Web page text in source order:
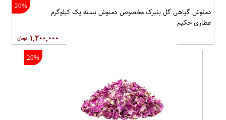
20%
دمنوش گیاهی گل پنیرک مخصوص دمنوش بسته یک کیلوگرم
عطاری حکیم
۱,۲۰۰,۰۰۰
20%